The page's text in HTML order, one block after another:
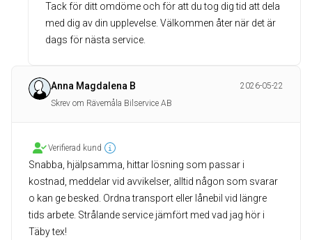
Tack för ditt omdöme och för att du tog dig tid att dela
med dig av din upplevelse. Välkommen åter när det är
dags för nästa service.
Anna Magdalena B
2026-05-22
Skrev om Rävemåla Bilservice AB
Verifierad kund
Snabba, hjälpsamma, hittar lösning som passar i
kostnad, meddelar vid avvikelser, alltid någon som svarar
o kan ge besked. Ordna transport eller lånebil vid längre
tids arbete. Strålande service jämfört med vad jag hör i
Täby tex!